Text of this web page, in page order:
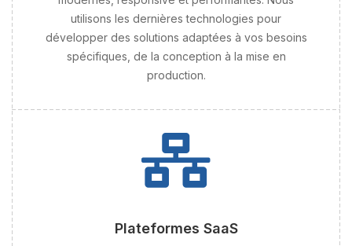
utilisons les dernières technologies pour
développer des solutions adaptées à vos besoins
spécifiques, de la conception à la mise en
production.
Plateformes SaaS